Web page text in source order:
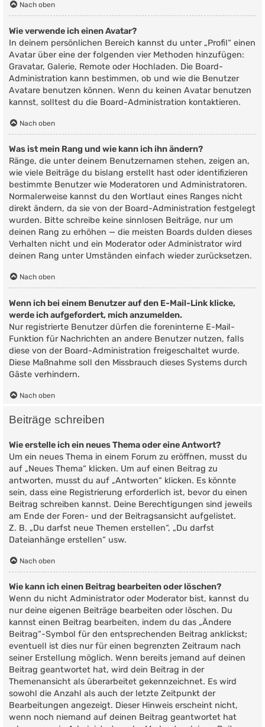
Nach oben
Wie verwende ich einen Avatar?
In deinem persönlichen Bereich kannst du unter „Profil“ einen
Avatar über eine der folgenden vier Methoden hinzufügen:
Gravatar, Galerie, Remote oder Hochladen. Die Board-
Administration kann bestimmen, ob und wie die Benutzer
Avatare benutzen können. Wenn du keinen Avatar benutzen
kannst, solltest du die Board-Administration kontaktieren.
Nach oben
Was ist mein Rang und wie kann ich ihn ändern?
Ränge, die unter deinem Benutzernamen stehen, zeigen an,
wie viele Beiträge du bislang erstellt hast oder identifizieren
bestimmte Benutzer wie Moderatoren und Administratoren.
Normalerweise kannst du den Wortlaut eines Ranges nicht
direkt ändern, da sie von der Board-Administration festgelegt
wurden. Bitte schreibe keine sinnlosen Beiträge, nur um
deinen Rang zu erhöhen — die meisten Boards dulden dieses
Verhalten nicht und ein Moderator oder Administrator wird
deinen Rang unter Umständen einfach wieder zurücksetzen.
Nach oben
Wenn ich bei einem Benutzer auf den E-Mail-Link klicke,
werde ich aufgefordert, mich anzumelden.
Nur registrierte Benutzer dürfen die foreninterne E-Mail-
Funktion für Nachrichten an andere Benutzer nutzen, falls
diese von der Board-Administration freigeschaltet wurde.
Diese Maßnahme soll den Missbrauch dieses Systems durch
Gäste verhindern.
Nach oben
Beiträge schreiben
Wie erstelle ich ein neues Thema oder eine Antwort?
Um ein neues Thema in einem Forum zu eröffnen, musst du
auf „Neues Thema“ klicken. Um auf einen Beitrag zu
antworten, musst du auf „Antworten“ klicken. Es könnte
sein, dass eine Registrierung erforderlich ist, bevor du einen
Beitrag schreiben kannst. Deine Berechtigungen sind jeweils
am Ende der Foren- und der Beitragsansicht aufgelistet.
Z. B. „Du darfst neue Themen erstellen“, „Du darfst
Dateianhänge erstellen“ usw.
Nach oben
Wie kann ich einen Beitrag bearbeiten oder löschen?
Wenn du nicht Administrator oder Moderator bist, kannst du
nur deine eigenen Beiträge bearbeiten oder löschen. Du
kannst einen Beitrag bearbeiten, indem du das „Ändere
Beitrag“-Symbol für den entsprechenden Beitrag anklickst;
eventuell ist dies nur für einen begrenzten Zeitraum nach
seiner Erstellung möglich. Wenn bereits jemand auf deinen
Beitrag geantwortet hat, wird dein Beitrag in der
Themenansicht als überarbeitet gekennzeichnet. Es wird
sowohl die Anzahl als auch der letzte Zeitpunkt der
Bearbeitungen angezeigt. Dieser Hinweis erscheint nicht,
wenn noch niemand auf deinen Beitrag geantwortet hat